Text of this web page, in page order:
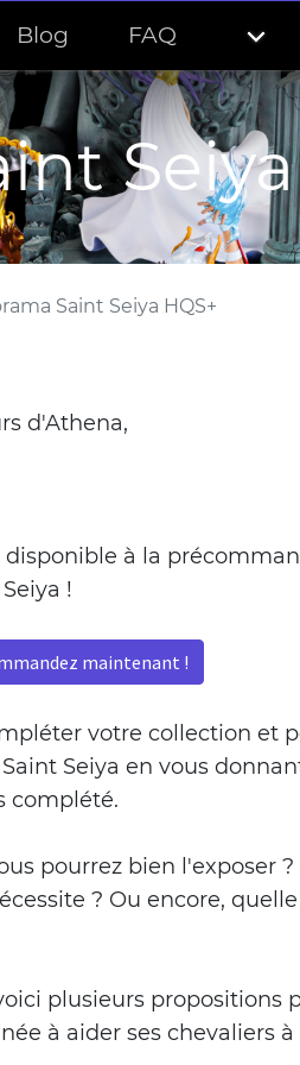
Blog FAQ
Saint Seiya HQS+
d'Athena,
disponible à la
!
maintenant !
votre collection et
Seiya en vous
complété.
pourrez bien l'exposer ?
? Ou encore,
plusieurs propositions
à aider ses chevaliers